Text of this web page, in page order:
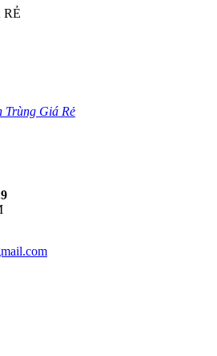
RẺ
Trùng Giá Rẻ